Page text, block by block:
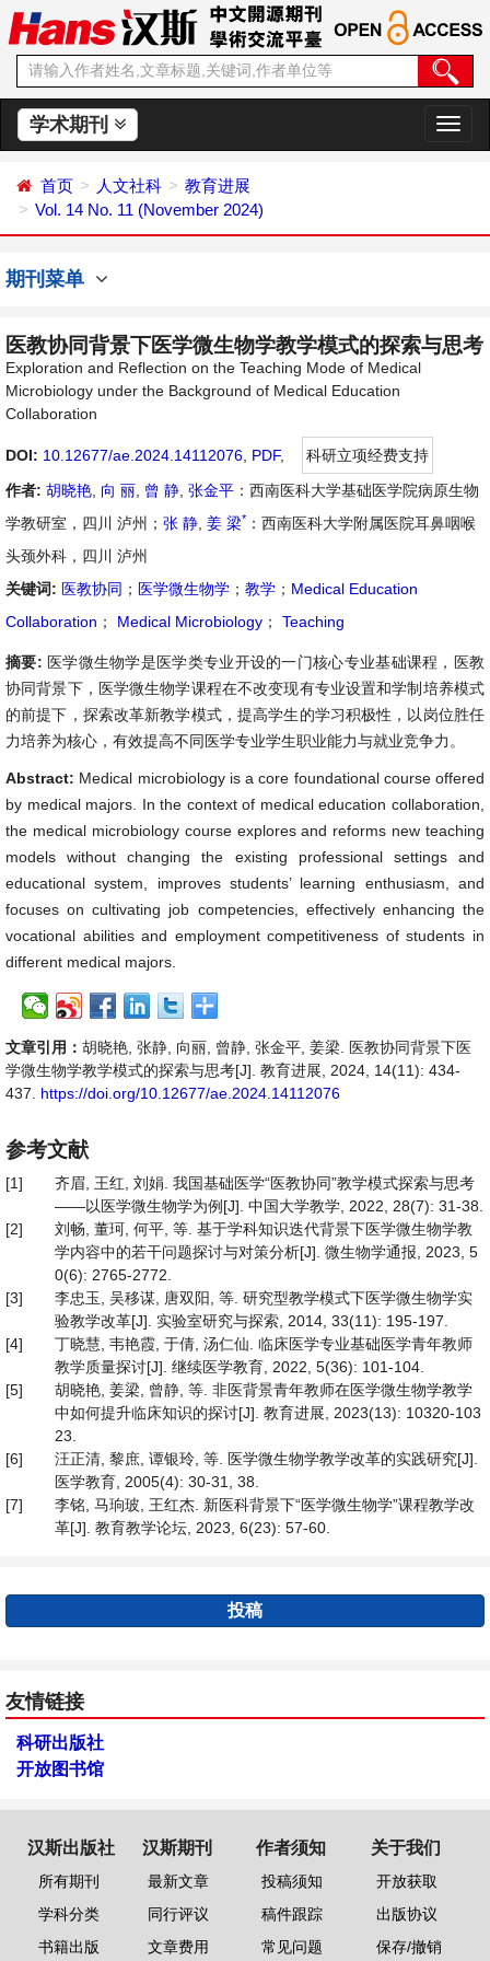
学术期刊
切
换
首页 人文社科
教育进展
Vol. 14 No. 11 (November 2024)
期刊菜单
医教协同背景下医学微生物学教学模式的探索与思考
Exploration and Reflection on the Teaching Mode of Medical
Microbiology under the Background of Medical Education
Collaboration
DOI: 10.12677/ae.2024.14112076 PDF,
科研立项经费支持
作者: 胡晓艳 向 丽 曾 静 张金平 ：西南医科大学基础医学院病原生物
学教研室，四川 泸州； 张 静 姜 梁* ：西南医科大学附属医院耳鼻咽喉
头颈外科，四川 泸州
关键词: 医教协同 ； 医学微生物学 ； 教学 ； Medical Education
Collaboration ； Medical Microbiology ； Teaching
摘要: 医学微生物学是医学类专业开设的一门核心专业基础课程，医教
协同背景下，医学微生物学课程在不改变现有专业设置和学制培养模式
的前提下，探索改革新教学模式，提高学生的学习积极性，以岗位胜任
力培养为核心，有效提高不同医学专业学生职业能力与就业竞争力。
Abstract: Medical microbiology is a core foundational course offered
by medical majors. In the context of medical education collaboration,
the medical microbiology course explores and reforms new teaching
models without changing the existing professional settings and
educational system, improves students’ learning enthusiasm, and
focuses on cultivating job competencies, effectively enhancing the
vocational abilities and employment competitiveness of students in
different medical majors.
文章引用： 胡晓艳, 张静, 向丽, 曾静, 张金平, 姜梁. 医教协同背景下医
学微生物学教学模式的探索与思考[J]. 教育进展, 2024, 14(11): 434-
437. https://doi.org/10.12677/ae.2024.14112076
参考文献
[1]
齐眉, 王红, 刘娟. 我国基础医学“医教协同”教学模式探索与思考
——以医学微生物学为例[J]. 中国大学教学, 2022, 28(7): 31-38.
[2]
刘畅, 董珂, 何平, 等. 基于学科知识迭代背景下医学微生物学教
学内容中的若干问题探讨与对策分析[J]. 微生物学通报, 2023, 5
0(6): 2765-2772.
[3]
李忠玉, 吴移谋, 唐双阳, 等. 研究型教学模式下医学微生物学实
验教学改革[J]. 实验室研究与探索, 2014, 33(11): 195-197.
[4]
丁晓慧, 韦艳霞, 于倩, 汤仁仙. 临床医学专业基础医学青年教师
教学质量探讨[J]. 继续医学教育, 2022, 5(36): 101-104.
[5]
胡晓艳, 姜梁, 曾静, 等. 非医背景青年教师在医学微生物学教学
中如何提升临床知识的探讨[J]. 教育进展, 2023(13): 10320-103
23.
[6]
汪正清, 黎庶, 谭银玲, 等. 医学微生物学教学改革的实践研究[J].
医学教育, 2005(4): 30-31, 38.
[7]
李铭, 马珦玻, 王红杰. 新医科背景下“医学微生物学”课程教学改
革[J]. 教育教学论坛, 2023, 6(23): 57-60.
投稿
友情链接
科研出版社
开放图书馆
汉斯出版社
所有期刊
学科分类
书籍出版
汉斯期刊
最新文章
同行评议
文章费用
作者须知
投稿须知
稿件跟踪
常见问题
关于我们
开放获取
出版协议
保存/撤销